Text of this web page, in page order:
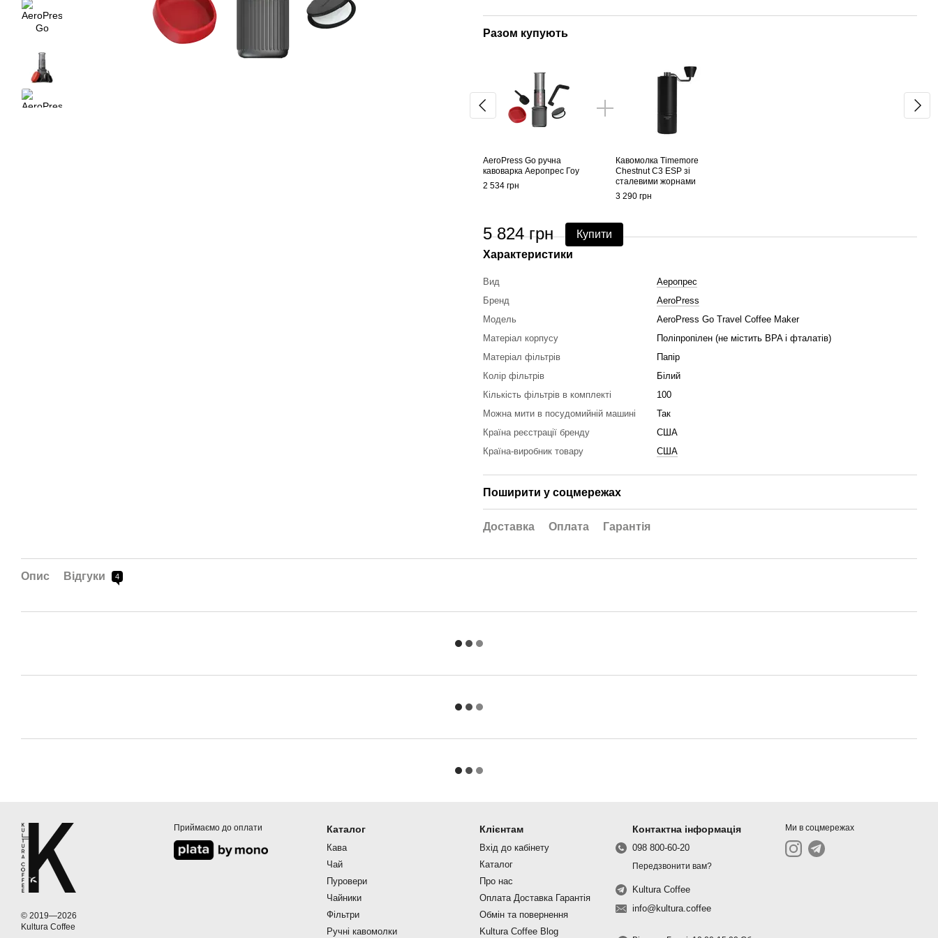
Разом купують
AeroPress Go ручна
кавоварка Аеропрес Гоу
2 534 грн
Кавомолка Timemore
Chestnut C3 ESP зі
сталевими жорнами
3 290 грн
5 824 грн Купити
Характеристики
Вид
Аеропрес
Бренд
AeroPress
Модель
AeroPress Go Travel Coffee Maker
Матеріал корпусу
Поліпропілен (не містить BPA і фталатів)
Матеріал фільтрів
Папір
Колір фільтрів
Білий
Кількість фільтрів в комплекті
100
Можна мити в посудомийній машині
Так
Країна реєстрації бренду
США
Країна-виробник товару
США
Поширити у соцмережах
Доставка Оплата Гарантія
Опис Відгуки 4
© 2019—2026
Kultura Coffee
Приймаємо до оплати Каталог
Кава
Чай
Пуровери
Чайники
Фільтри
Ручні кавомолки
Клієнтам
Вхід до кабінету
Каталог
Про нас
Оплата Доставка Гарантія
Обмін та повернення
Kultura Coffee Blog
Контактна інформація
098 800-60-20
Передзвонити вам?
Kultura Coffee
info@kultura.coffee
Ми в соцмережах